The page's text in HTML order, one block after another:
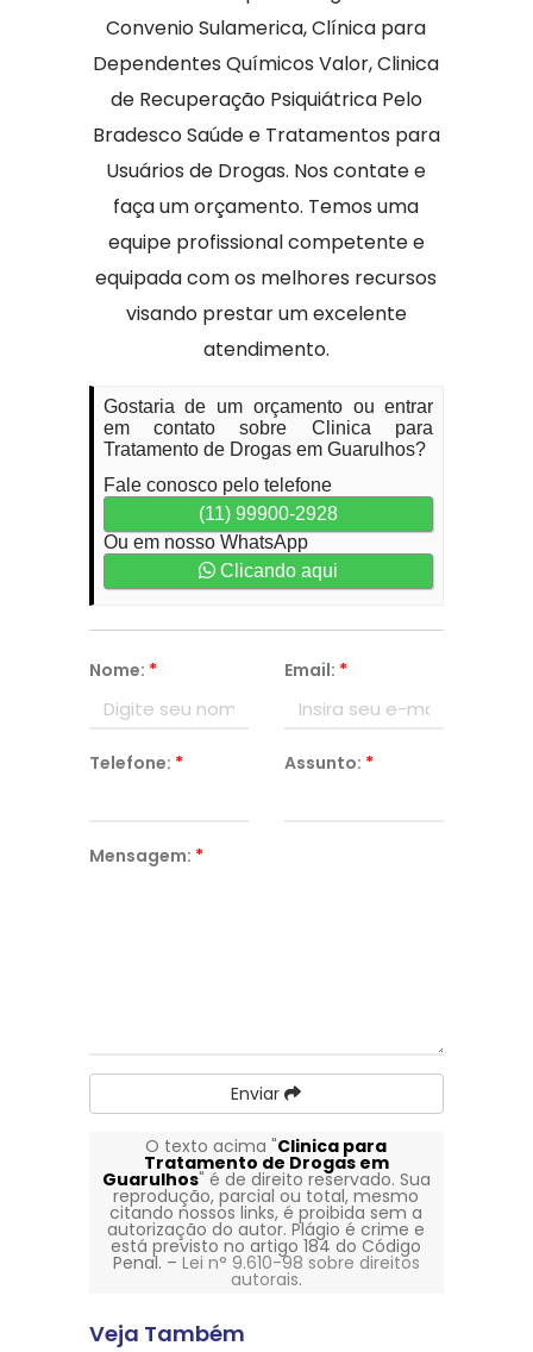
Convenio Sulamerica, Clínica para
Dependentes Químicos Valor, Clinica
de Recuperação Psiquiátrica Pelo
Bradesco Saúde e Tratamentos para
Usuários de Drogas. Nos contate e
faça um orçamento. Temos uma
equipe profissional competente e
equipada com os melhores recursos
visando prestar um excelente
atendimento.
Gostaria de um orçamento ou entrar
em contato sobre Clinica para
Tratamento de Drogas em Guarulhos?
Fale conosco pelo telefone
(11) 99900-2928
Ou em nosso WhatsApp
Clicando aqui
Nome: * Email: *
Telefone: * Assunto: *
Mensagem: *
Enviar
O texto acima "Clinica para
Tratamento de Drogas em
Guarulhos" é de direito reservado. Sua
reprodução, parcial ou total, mesmo
citando nossos links, é proibida sem a
autorização do autor. Plágio é crime e
está previsto no artigo 184 do Código
Penal. – Lei n° 9.610-98 sobre direitos
autorais.
Veja Também